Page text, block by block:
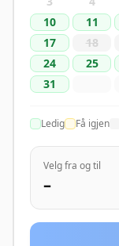
10
11
17
18
24
25
31
Ledig Få igjen
Velg fra og til
–